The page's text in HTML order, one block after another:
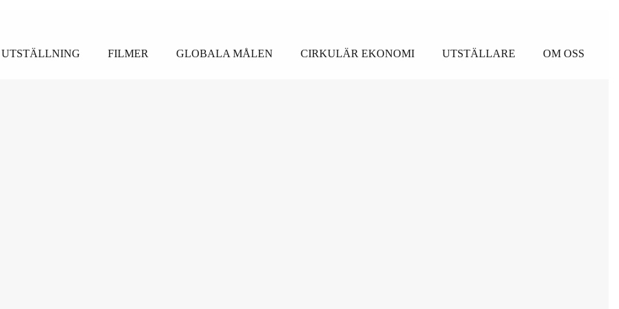
UTSTÄLLNING FILMER GLOBALA MÅLEN CIRKULÄR EKONOMI UTSTÄLLARE OM OSS